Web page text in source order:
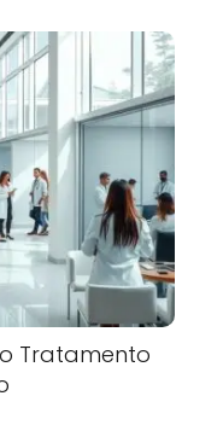
Tratamento